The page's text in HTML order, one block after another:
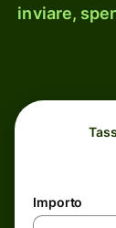
inviare,
Importo